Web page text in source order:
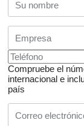
Compruebe el
internacional e
país